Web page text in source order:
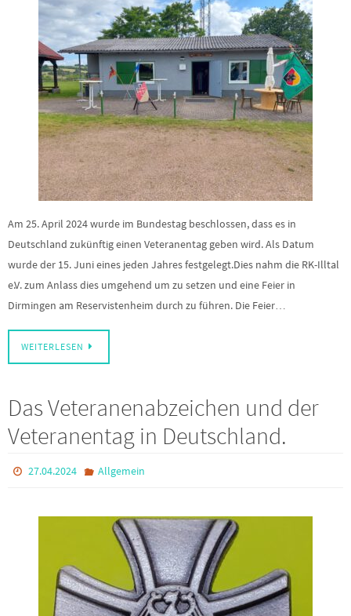
Am 25. April 2024 wurde im Bundestag beschlossen, dass es in
Deutschland zukünftig einen Veteranentag geben wird. Als Datum
wurde der 15. Juni eines jeden Jahres festgelegt.Dies nahm die RK-Illtal
e.V. zum Anlass dies umgehend um zu setzen und eine Feier in
Dirmingen am Reservistenheim durch zu führen. Die Feier…
WEITERLESEN
Das Veteranenabzeichen und der
Veteranentag in Deutschland.
27.04.2024 Allgemein